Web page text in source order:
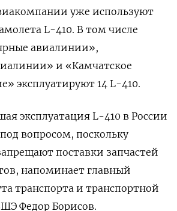
уже используют
L-410. В том числе
авиалинии»,
и «Камчатское
эксплуатируют 14 L-410.
эксплуатация L-410 в России
вопросом, поскольку
поставки запчастей
напоминает главный
транспорта и транспортной
Федор Борисов.